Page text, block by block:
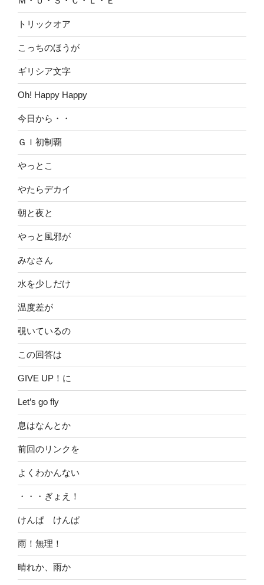
トリックオア
こっちのほうが
ギリシア文字
Oh! Happy Happy
今日から・・
ＧＩ初制覇
やっとこ
やたらデカイ
朝と夜と
やっと風邪が
みなさん
水を少しだけ
温度差が
覗いているの
この回答は
GIVE UP！に
Let’s go fly
息はなんとか
前回のリンクを
よくわかんない
・・・ぎょえ！
けんぱ けんぱ
雨！無理！
晴れか、雨か